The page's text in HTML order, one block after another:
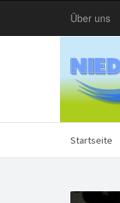
Über uns
Startseite